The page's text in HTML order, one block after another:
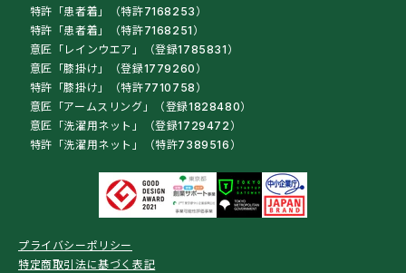
特許「患者着」（特許7168253）
特許「患者着」（特許7168251）
意匠「レインウエア」（登録1785831）
意匠「膝掛け」（登録1779260）
特許「膝掛け」（特許7710758）
意匠「アームスリング」（登録1828480）
意匠「洗濯用ネット」（登録1729472）
特許「洗濯用ネット」（特許7389516）
プライバシーポリシー
特定商取引法に基づく表記